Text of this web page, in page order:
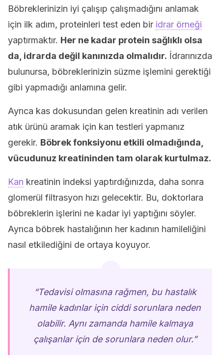
Böbreklerinizin iyi çalışıp çalışmadığını anlamak
için ilk adım, proteinleri test eden bir idrar örneği
yaptırmaktır. Her ne kadar protein sağlıklı olsa
da, idrarda değil kanınızda olmalıdır. İdrarınızda
bulunursa, böbreklerinizin süzme işlemini gerektiği
gibi yapmadığı anlamına gelir.
Ayrıca kas dokusundan gelen kreatinin adı verilen
atık ürünü aramak için kan testleri yapmanız
gerekir. Böbrek fonksiyonu etkili olmadığında,
vücudunuz kreatininden tam olarak kurtulmaz.
Kan kreatinin indeksi yaptırdığınızda, daha sonra
glomerül filtrasyon hızı gelecektir. Bu, doktorlara
böbreklerin işlerini ne kadar iyi yaptığını söyler.
Ayrıca böbrek hastalığının her kadının hamileliğini
nasıl etkilediğini de ortaya koyuyor.
“Tedavisi olmasına rağmen, bu hastalık
hamile kadınlar için ciddi sorunlara neden
olabilir. Aynı zamanda hamile kalmaya
çalışanlar için de sorunlara neden olur.”